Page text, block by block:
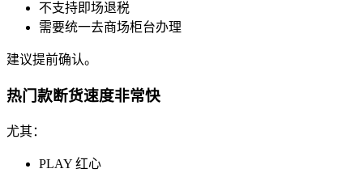
不支持即场退税
需要统一去商场柜台办理
建议提前确认。
热门款断货速度非常快
尤其：
PLAY 红心